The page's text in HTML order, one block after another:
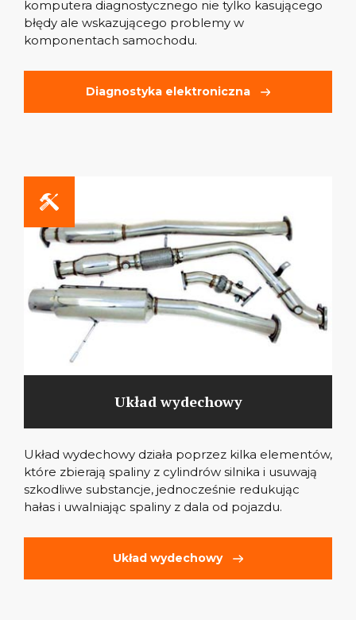
komputera diagnostycznego nie tylko kasującego
błędy ale wskazującego problemy w
komponentach samochodu.
Diagnostyka elektroniczna
Układ wydechowy
Układ wydechowy działa poprzez kilka elementów,
które zbierają spaliny z cylindrów silnika i usuwają
szkodliwe substancje, jednocześnie redukując
hałas i uwalniając spaliny z dala od pojazdu.
Układ wydechowy